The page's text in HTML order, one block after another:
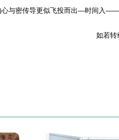
心与密传导更似飞投而出—时间入
如若转